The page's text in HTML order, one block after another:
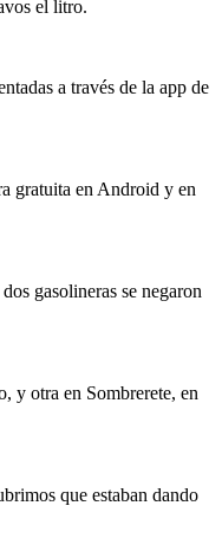
el litro.
a través de la app de
gratuita en Android y en
gasolineras se negaron
y otra en Sombrerete, en
que estaban dando